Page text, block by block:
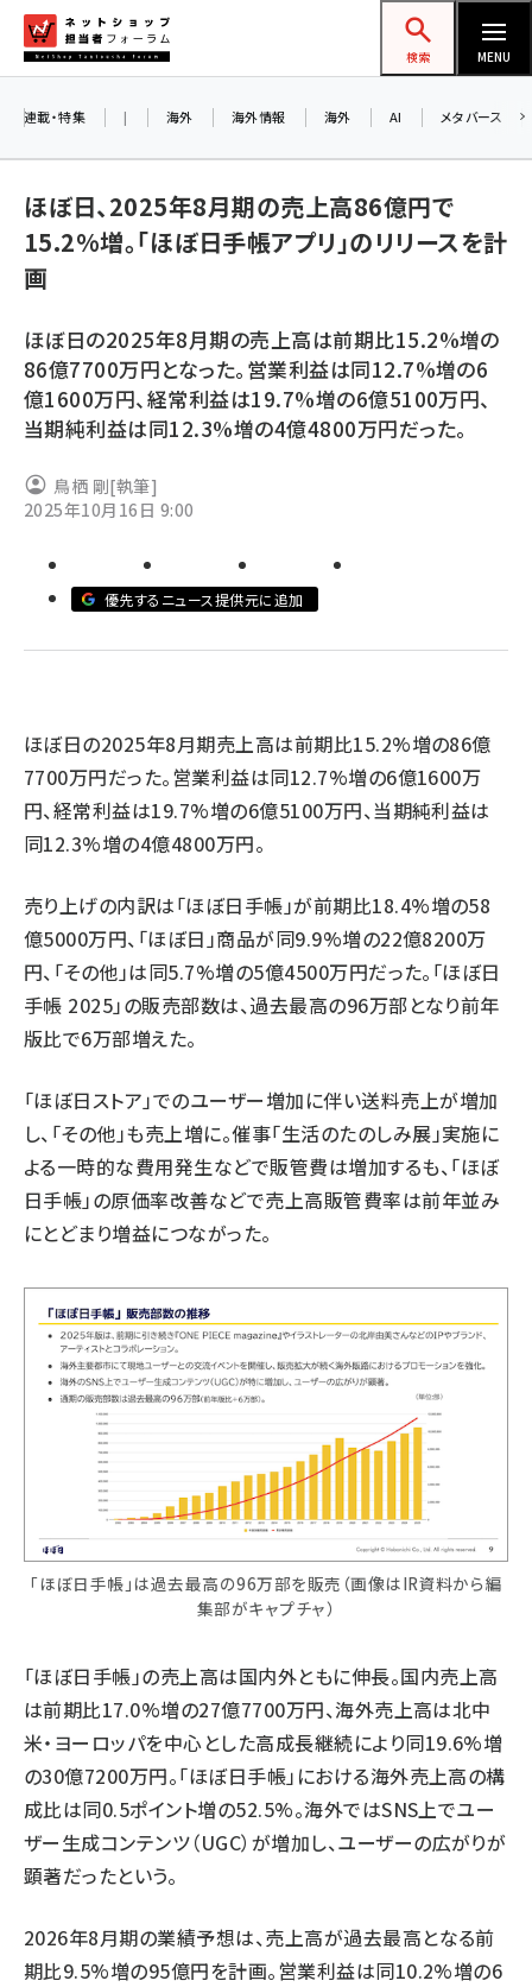
ン
ネットショップ担当者フォーラム
検索 MENU
楽天 (1873)
ecbeing (1210)
アスクル (1122)
base (1079)
revico (744)
連載・特集 | 海外 海外情報 海外 AI メタバース
ほぼ日、2025年8月期の売上高86億円で
15.2%増。「ほぼ日手帳アプリ」のリリースを計
画
ほぼ日の2025年8月期の売上高は前期比15.2%増の
86億7700万円となった。営業利益は同12.7%増の6
億1600万円、経常利益は19.7%増の6億5100万円、
当期純利益は同12.3%増の4億4800万円だった。
鳥栖 剛[執筆]
2025年10月16日 9:00
優先するニュース提供元に追加
ほぼ日の2025年8月期売上高は前期比15.2%増の86億
7700万円だった。営業利益は同12.7%増の6億1600万
円、経常利益は19.7%増の6億5100万円、当期純利益は
同12.3%増の4億4800万円。
売り上げの内訳は「ほぼ日手帳」が前期比18.4%増の58
億5000万円、「ほぼ日」商品が同9.9%増の22億8200万
円、「その他」は同5.7%増の5億4500万円だった。「ほぼ日
手帳 2025」の販売部数は、過去最高の96万部となり前年
版比で6万部増えた。
「ほぼ日ストア」でのユーザー増加に伴い送料売上が増加
し、「その他」も売上増に。催事「生活のたのしみ展」実施に
よる一時的な費用発生などで販管費は増加するも、「ほぼ
日手帳」の原価率改善などで売上高販管費率は前年並み
にとどまり増益につながった。
「ほぼ日手帳」は過去最高の96万部を販売（画像はIR資料から編
集部がキャプチャ）
「ほぼ日手帳」の売上高は国内外ともに伸長。国内売上高
は前期比17.0%増の27億7700万円、海外売上高は北中
米・ヨーロッパを中心とした高成長継続により同19.6%増
の30億7200万円。「ほぼ日手帳」における海外売上高の構
成比は同0.5ポイント増の52.5%。海外ではSNS上でユー
ザー生成コンテンツ（UGC）が増加し、ユーザーの広がりが
顕著だったという。
2026年8月期の業績予想は、売上高が過去最高となる前
期比9.5%増の95億円を計画。営業利益は同10.2%増の6
お